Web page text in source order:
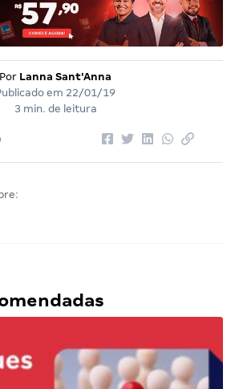
Por Lanna Sant'Anna
em 22/01/19
3 min. de leitura